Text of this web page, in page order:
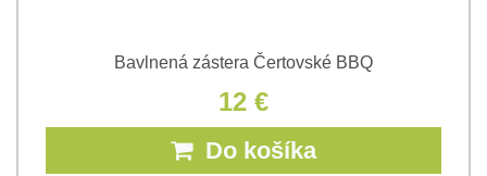
Bavlnená zástera Čertovské BBQ
12 €
Do košíka